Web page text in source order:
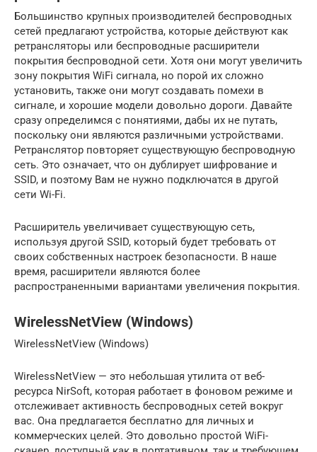
Большинство крупных производителей беспроводных
сетей предлагают устройства, которые действуют как
ретрансляторы или беспроводные расширители
покрытия беспроводной сети. Хотя они могут увеличить
зону покрытия WiFi сигнала, но порой их сложно
установить, также они могут создавать помехи в
сигнале, и хорошие модели довольно дороги. Давайте
сразу определимся с понятиями, дабы их не путать,
поскольку они являются различными устройствами.
Ретранслятор повторяет существующую беспроводную
сеть. Это означает, что он дублирует шифрование и
SSID, и поэтому Вам не нужно подключатся в другой
сети Wi-Fi.
Расширитель увеличивает существующую сеть,
используя другой SSID, который будет требовать от
своих собственных настроек безопасности. В наше
время, расширители являются более
распространенными вариантами увеличения покрытия.
WirelessNetView (Windows)
WirelessNetView (Windows)
WirelessNetView — это небольшая утилита от веб-
ресурса NirSoft, которая работает в фоновом режиме и
отслеживает активность беспроводных сетей вокруг
вас. Она предлагается бесплатно для личных и
коммерческих целей. Это довольно простой WiFi-